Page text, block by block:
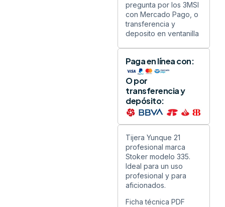
pregunta por los 3MSI
con Mercado Pago, o
transferencia y
deposito en ventanilla
Paga en línea con:
O por
transferencia y
depósito:
Tijera Yunque 21
profesional marca
Stoker modelo 335.
Ideal para un uso
profesional y para
aficionados.
Ficha técnica PDF